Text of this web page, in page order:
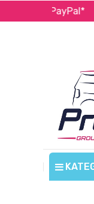
und PayPal*